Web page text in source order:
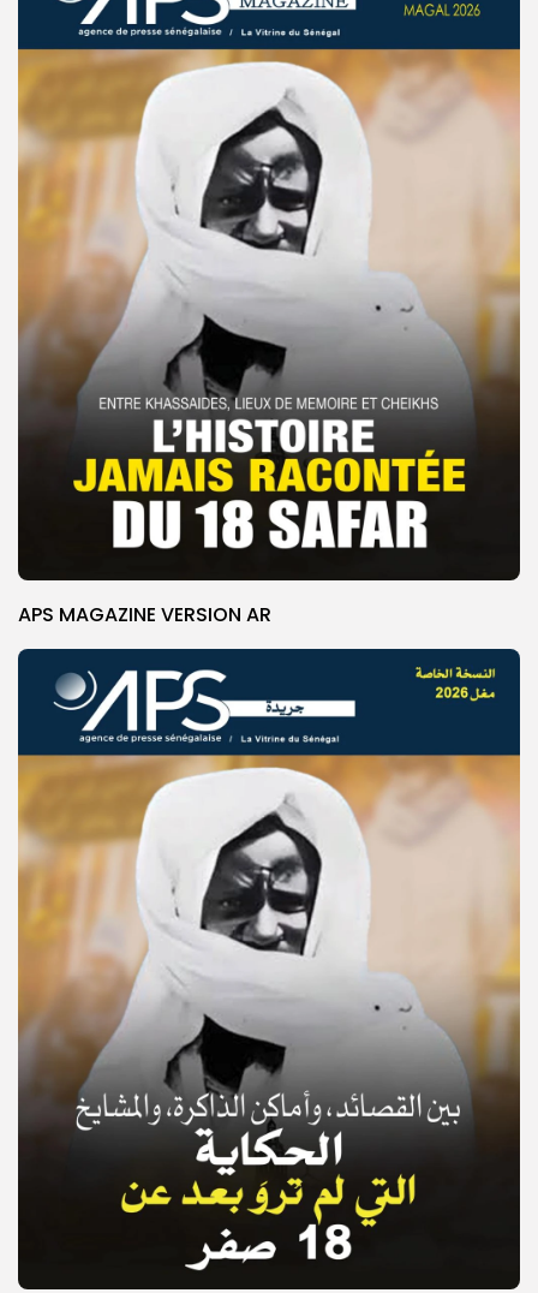
© Copyright 2025, APS
APS MAGAZINE VERSION AR